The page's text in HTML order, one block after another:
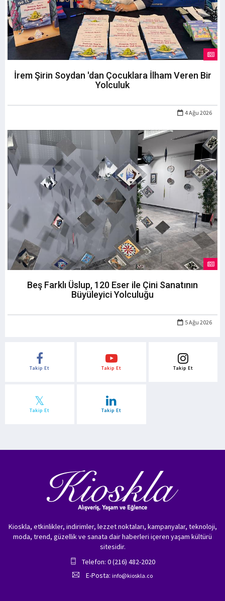
İrem Şirin Soydan 'dan Çocuklara İlham Veren Bir
Yolculuk
4 Ağu 2026
Beş Farklı Üslup, 120 Eser ile Çini Sanatının
Büyüleyici Yolculuğu
5 Ağu 2026
Takip Et Takip Et Takip Et
Takip Et Takip Et
Kioskla, etkinlikler, indirimler, lezzet noktaları, kampanyalar, teknoloji,
moda, trend, güzellik ve sanata dair haberleri içeren yaşam kültürü
sitesidir.
Telefon: 0 (216) 482-2020
E-Posta: info@kioskla.co